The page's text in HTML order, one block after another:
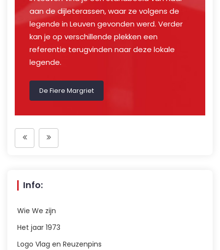
aan de dijleterassen, waar ze volgens de
legende in Leuven gevonden werd. Verder
kan je op verschillende plekken een
referentie terugvinden naar deze lokale
legende.
De Fiere Margriet
Info:
Wie We zijn
Het jaar 1973
Logo Vlag en Reuzenpins